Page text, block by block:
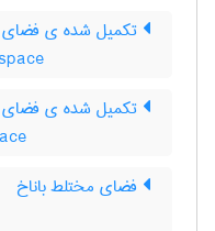
تکمیل شده ی فضای
تکمیل شده ی
فضای مختلط باناخ